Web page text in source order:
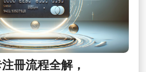
冊流程全解，